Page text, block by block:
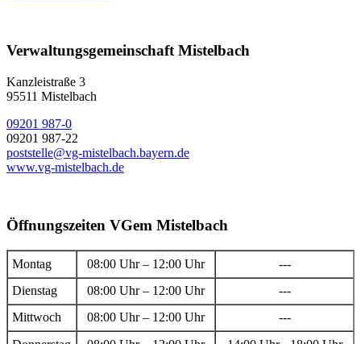
Verwaltungsgemeinschaft Mistelbach
Kanzleistraße 3
95511 Mistelbach
09201 987-0
09201 987-22
poststelle@vg-mistelbach.bayern.de
www.vg-mistelbach.de
Öffnungszeiten VGem Mistelbach
Montag 08:00 Uhr – 12:00 Uhr
---
Dienstag
08:00 Uhr – 12:00 Uhr
---
Mittwoch
08:00 Uhr – 12:00 Uhr
---